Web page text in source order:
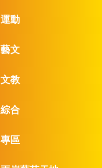
運動
藝文
文教
綜合
專區